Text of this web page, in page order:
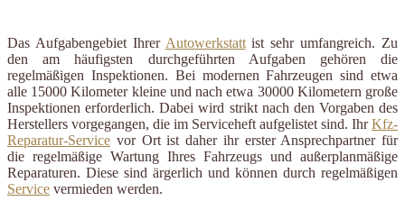
Das Aufgabengebiet Ihrer Autowerkstattist sehr umfangreich. Zu
den am häufigsten durchgeführten Aufgaben gehören die
regelmäßigen Inspektionen. Bei modernen Fahrzeugen sind etwa
alle 15000 Kilometer kleine und nach etwa 30000 Kilometern große
Inspektionen erforderlich. Dabei wird strikt nach den Vorgaben des
Herstellers vorgegangen, die im Serviceheft aufgelistet sind. IhrKfz-
Reparatur-Service vor Ort ist daher ihr erster Ansprechpartner für
die regelmäßige Wartung Ihres Fahrzeugs und außerplanmäßige
Reparaturen. Diese sind ärgerlich und können durch regelmäßigen
Service vermieden werden.